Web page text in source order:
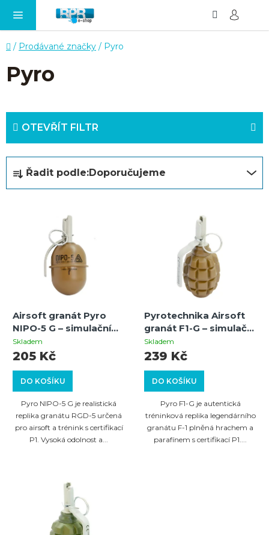
Domů
/ Prodávané značky / Pyro
Pyro
OTEVŘÍT FILTR
a
o
d
u
k
Řadit podle:Doporučujeme
o
d
Airsoft granát Pyro
NIPO-5 G – simulační
pyrotechnika
kategorie P1
Skladem
DO KOŠÍKU
205 Kč
Pyro NIPO-5 G je realistická
replika granátu RGD-5 určená
pro airsoft a trénink s certifikací
P1. Vysoká odolnost a...
Pyrotechnika Airsoft
granát F1-G – simulační
pyrotechnika
kategorie P1
Skladem
DO KOŠÍKU
239 Kč
Pyro F1-G je autentická
tréninková replika legendárního
granátu F-1 plněná hrachem a
parafínem s certifikací P1....